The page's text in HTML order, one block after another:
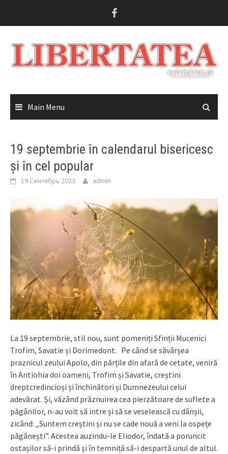
Main Menu
19 septembrie în calendarul bisericesc
și în cel popular
19 Сентябрь 2023 admin
La 19 septembrie, stil nou, sunt pomeniți Sfinții Mucenici
Trofim, Savatie și Dorimedont. Pe când se săvârșea
praznicul zeului Apolo, din părțile din afară de cetate, veniră
în Antiohia doi oameni, Trofim și Savatie, creștini
dreptcredincioși și închinători și Dumnezeului celui
adevărat. Și, văzând prăznuirea cea pierzătoare de suflete a
păgânilor, n-au voit să intre și să se veselească cu dânșii,
zicând: „Suntem creștini și nu se cade nouă a veni la ospețe
păgânești”. Acestea auzindu-le Eliodor, îndată a poruncit
ostașilor să-i prindă și în temniță să-i despartă unul de altul.